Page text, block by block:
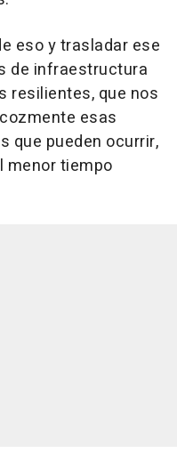
eso y trasladar ese
de infraestructura
resilientes, que nos
esas
que pueden ocurrir,
menor tiempo